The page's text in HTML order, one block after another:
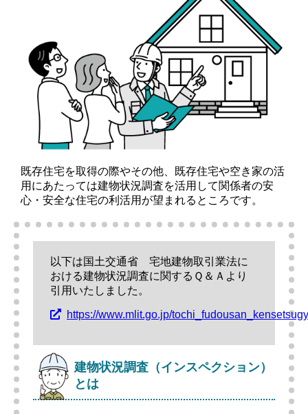
既存住宅を取得の際やその他、既存住宅や空き家の活
用にあたっては建物状況調査を活用して関係者の安
心・安全な住宅の利活用が望まれるところです。
以下は国土交通省 宅地建物取引業法に
おける建物状況調査に関するＱ＆Ａより
引用いたしました。
https://www.mlit.go.jp/
建物状況調査（インスペクション）
とは